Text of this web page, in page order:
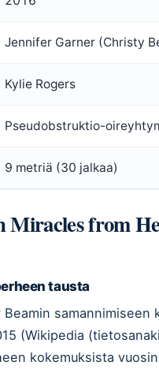
Jennifer Garner (Christy
Kylie Rogers
Pseudobstruktio-
9 metriä (30 jalkaa)
from
tausta
samannimiseen
(Wikipedia
kokemuksista